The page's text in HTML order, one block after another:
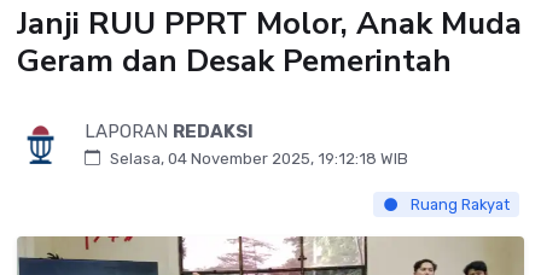
Janji RUU PPRT Molor, Anak Muda
Geram dan Desak Pemerintah
LAPORAN REDAKSI
Selasa, 04 November 2025, 19:12:18 WIB
Ruang Rakyat